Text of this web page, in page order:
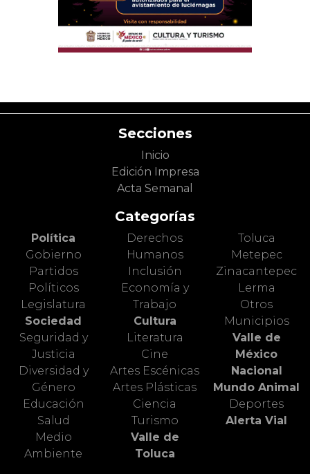
Secciones
Inicio
Edición Impresa
Acta Semanal
Categorías
Política
Gobierno
Partidos
Políticos
Legislatura
Sociedad
Seguridad y
Justicia
Diversidad y
Género
Educación
Salud
Medio
Ambiente
Derechos
Humanos
Inclusión
Economía y
Trabajo
Cultura
Literatura
Cine
Artes Escénicas
Artes Plásticas
Ciencia
Turismo
Valle de
Toluca
Toluca
Metepec
Zinacantepec
Lerma
Otros
Municipios
Valle de
México
Nacional
Mundo Animal
Deportes
Alerta Vial